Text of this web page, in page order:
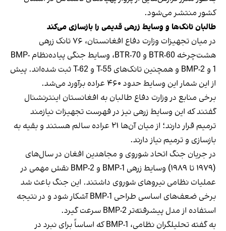
کشور منتشر می‌شود.
طالبان تانک‌ها و وسایط زرهی قدیمی را بازسازی می‌کند
در میان تجهیزات وزارت دفاع افغانستان، ۷۶ تانک زرهی
هشت‌چرخه BTR-60 و BTR-70، وسایط جنگی پیاده‌نظام BMP-
1 و BMP-2 و همچنین تانک‌های T-55 و T-62 ثبت شده‌اند. پیش
از این شمار این وسایط حدود ۴۶۰ عراده برآورد می‌شد.
برخی منابع در وزارت دفاع طالبان به افغانستان اینترنشنال
گفتند که این وسایط زرهی نیز در فهرست تجهیزات نیازمند
ترمیم قرار دارند؛ از میان آن‌ها ۲۱ عراده سالم هستند و بقیه به
بازسازی و ترمیم نیاز دارند.
در جریان جنگ اتحاد شوروی و مجاهدین افغان در سال‌های
(۱۹۷۹ تا ۱۹۸۹) وسایط زرهی BMP-1 و BMP-2 نقش مهمی در
عملیات نظامی نیروهای شوروی داشتند. این جنگ باعث شد
برخی ضعف‌های اساسی طراحی BMP-1 آشکار شود و در نتیجه
استفاده از مدل پیشرفته‌تر BMP-2 سرعت گیرد.
به گفته تحلیلگران نظامی، BMP-1 که اساساً برای نبرد در